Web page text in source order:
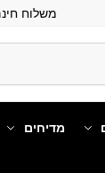
משלוח
מדיחים